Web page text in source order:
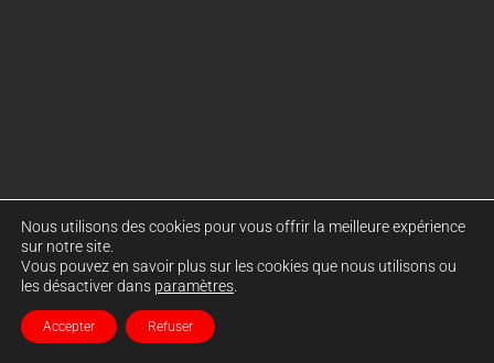
Nous utilisons des cookies pour vous offrir la meilleure expérience
sur notre site.
Vous pouvez en savoir plus sur les cookies que nous utilisons ou
les désactiver dans paramètres
Accepter Refuser